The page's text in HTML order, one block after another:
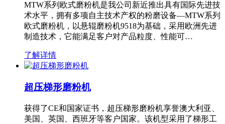
MTW系列欧式磨粉机是我公司新近推出具有国际先进技
术水平，拥有多项自主技术产权的粉磨设备—MTW系列
欧式磨粉机，以悬辊磨粉机9518为基础，采用欧洲先进
制造技术，它能满足客户对产品粒度、性能可…
了解详情
超压梯形磨粉机
获得了CE和国家证书，超压梯形磨粉机享誉澳大利亚、
美国、英国、西班牙等客户国家。该机型采用了梯形工